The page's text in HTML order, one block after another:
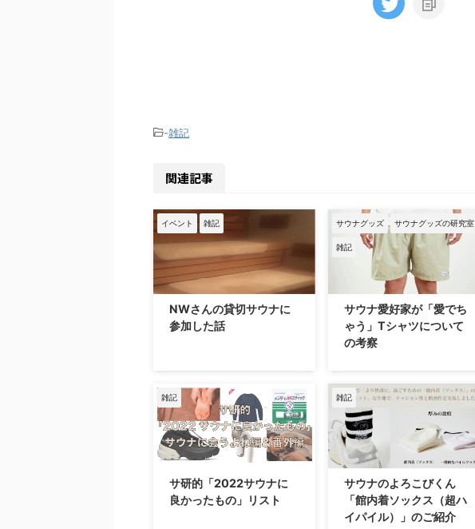
-雑記
関連記事
イベント 雑記
NWさんの貸切サウナに
参加した話
サウナグッズ サウナグッズの研究室
雑記
サウナ愛好家が「愛でち
ゃう」Tシャツについて
の考察
雑記
サ研的「2022サウナに
良かったもの」リスト
雑記
サウナのよろこびくん
「館内着ソックス（超ハ
イパイル）」のご紹介